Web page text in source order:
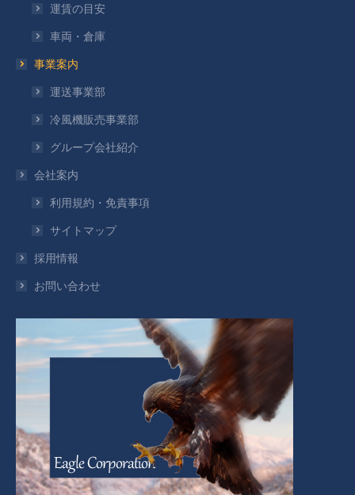
運賃の目安
車両・倉庫
事業案内
運送事業部
冷風機販売事業部
グループ会社紹介
会社案内
利用規約・免責事項
サイトマップ
採用情報
お問い合わせ